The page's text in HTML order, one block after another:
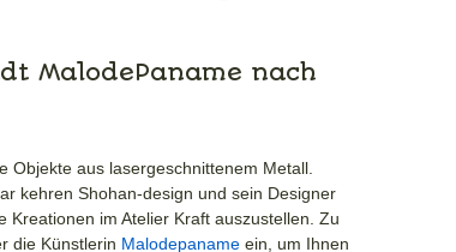
MalodePaname nach
Objekte aus lasergeschnittenem Metall.
kehren Shohan-design und sein Designer
Kreationen im Atelier Kraft auszustellen. Zu
die Künstlerin Malodepaname ein, um Ihnen